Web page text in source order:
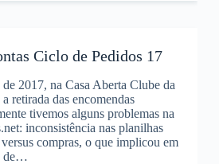
Ciclo de Pedidos 17
2017, na Casa Aberta Clube da
retirada das encomendas
tivemos alguns problemas na
inconsistência nas planilhas
compras, o que implicou em
de…